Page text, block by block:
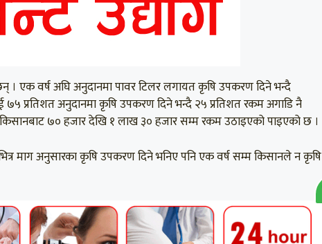
। एक वर्ष अघि अनुदानमा पावर टिलर लगायत कृषि उपकरण दिने भन्दै
७५ प्रतिशत अनुदानमा कृषि उपकरण दिने भन्दै २५ प्रतिशत रकम अगाडि नै
किसानबाट ७० हजार देखि १ लाख ३० हजार सम्म रकम उठाइएको पाइएको छ ।
माग अनुसारका कृषि उपकरण दिने भनिए पनि एक वर्ष सम्म किसानले न कृषि